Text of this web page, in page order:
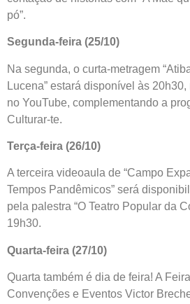
pó”.
Segunda-feira (25/10)
Na segunda, o curta-metragem
Lucena” estará disponível às
no YouTube, complementando a
Culturar-te.
Terça-feira (26/10)
A terceira videoaula de “Campo
Tempos Pandêmicos” será
pela palestra “O Teatro Popular da
19h30.
Quarta-feira (27/10)
Quarta também é dia de feira! A
Convenções e Eventos Victor